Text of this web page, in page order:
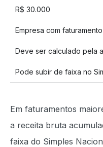
R$ 30.000
Empresa com
Deve ser calculado pela
Pode subir de faixa no
Em faturamentos
a receita bruta
faixa do Simples